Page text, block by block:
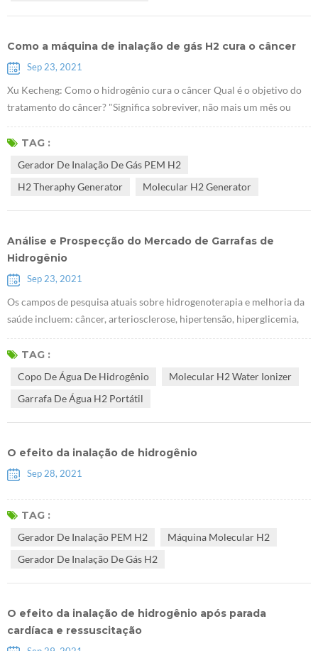
Como a máquina de inalação de gás H2 cura o câncer
Sep 23, 2021
Xu Kecheng: Como o hidrogênio cura o câncer Qual é o objetivo do
tratamento do câncer? "Significa sobreviver, não mais um mês ou
alguns meses, mas um ano, alguns anos e mais anos. Significa viver
bem, viver feliz, feliz e com qualidade!" Xu Kecheng, um conhecido
incluindo cirurgia...
TAG :
Gerador De Inalação De Gás PEM H2
H2 Theraphy Generator
Molecular H2 Generator
Análise e Prospecção do Mercado de Garrafas de
Hidrogênio
Sep 23, 2021
Os campos de pesquisa atuais sobre hidrogenoterapia e melhoria da
saúde incluem: câncer, arteriosclerose, hipertensão, hiperglicemia,
hiperlipidemia, gota, doenças hepáticas e renais, reumatóide,
alergias, asma, Alzheimer, Parkinson, depressão, etc. mais de 70 Tipos
de doença. Internacionalmente, o Japão foi o primeiro país a estudar
TAG :
Copo De Água De Hidrogênio
Molecular H2 Water Ionizer
Garrafa De Água H2 Portátil
O efeito da inalação de hidrogênio
Sep 28, 2021
TAG :
Gerador De Inalação PEM H2
Máquina Molecular H2
Gerador De Inalação De Gás H2
O efeito da inalação de hidrogênio após parada
cardíaca e ressuscitação